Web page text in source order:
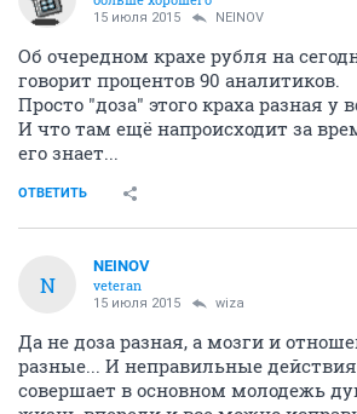
15 июля 2015 NEINOV
Об очередном крахе рубля на
говорит процентов 90 аналитиков.
Просто "доза" этого краха разная у
И что там ещё напроисходит за
его знает...
ОТВЕТИТЬ
N
NEINOV
veteran
15 июля 2015 wiza
Да не доза разная, а мозги и
разные... И неправильные действия
совершает в основном молодежь